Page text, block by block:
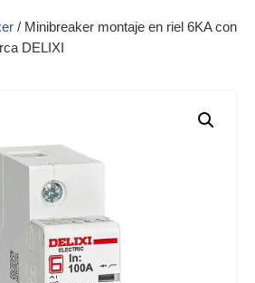
/ Minibreaker montaje en riel 6KA con
DELIXI